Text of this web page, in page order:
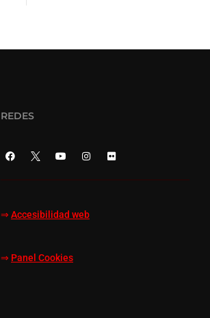
REDES
⇒ Accesibilidad web
⇒ Panel Cookies